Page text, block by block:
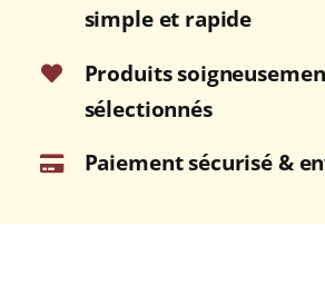
simple et rapide
Produits
sélectionnés
Paiement sécurisé &